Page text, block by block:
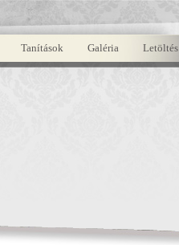
Tanítások Galéria Letöltés